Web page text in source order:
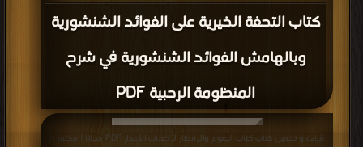
كتاب التحفة الخيرية على الفوائد الشنشورية
وبالهامش الفوائد الشنشورية في شرح
المنظومة الرحبية PDF
قراءة و تحميل كتاب كتاب الصوم والإفطار لأصحاب الأعذار PDF مجانا | مكتبة >